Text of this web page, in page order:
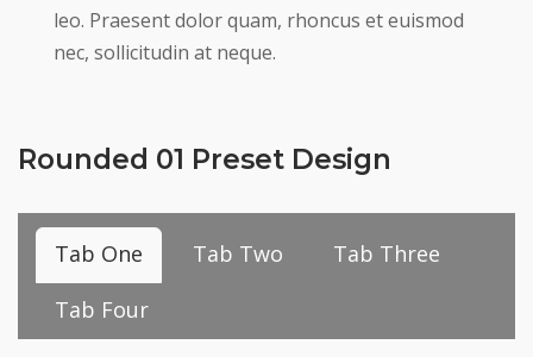
leo. Praesent dolor quam, rhoncus et euismod
nec, sollicitudin at neque.
Rounded 01 Preset Design
Tab One Tab Two
Tab Three
Tab Four